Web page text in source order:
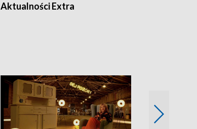
Aktualności Extra